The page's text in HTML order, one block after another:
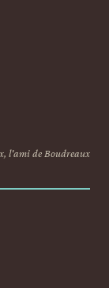
l'ami de Boudreaux